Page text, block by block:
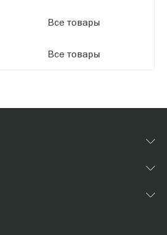
Все товары
Все товары